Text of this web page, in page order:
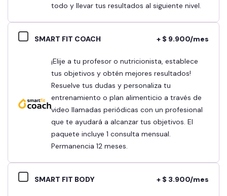
todo y llevar tus resultados al siguiente nivel.
SMART FIT COACH + $ 9.900/mes
¡Elije a tu profesor o nutricionista, establece
tus objetivos y obtén mejores resultados!
Resuelve tus dudas y personaliza tu
entrenamiento o plan alimenticio a través de
video llamadas periódicas con un profesional
que te ayudará a alcanzar tus objetivos. El
paquete incluye 1 consulta mensual.
Permanencia 12 meses.
SMART FIT BODY + $ 3.900/mes